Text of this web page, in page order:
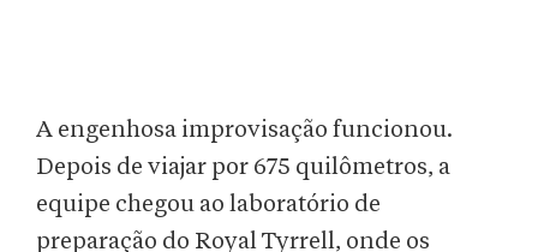
A engenhosa improvisação funcionou.
Depois de viajar por 675 quilômetros, a
equipe chegou ao laboratório de
preparação do Royal Tyrrell, onde os